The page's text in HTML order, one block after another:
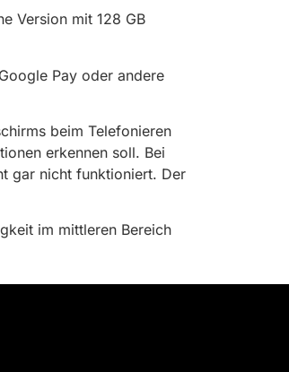
Version mit 128 GB
Pay oder andere
beim Telefonieren
erkennen soll. Bei
gar nicht funktioniert. Der
im mittleren Bereich